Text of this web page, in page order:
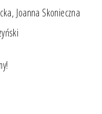
Joanna Skonieczna